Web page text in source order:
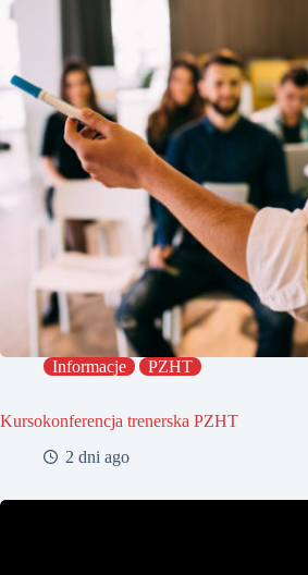
Informacje PZHT
Kursokonferencja trenerska PZHT
2 dni ago